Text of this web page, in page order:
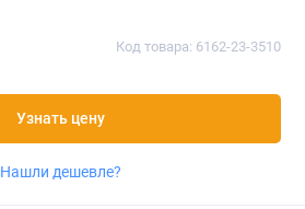
Код товара: 6162-23-3510
Узнать цену
Нашли дешевле?